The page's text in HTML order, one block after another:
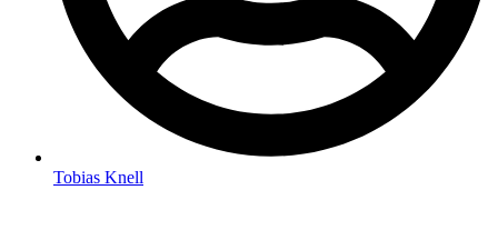
Tobias Knell